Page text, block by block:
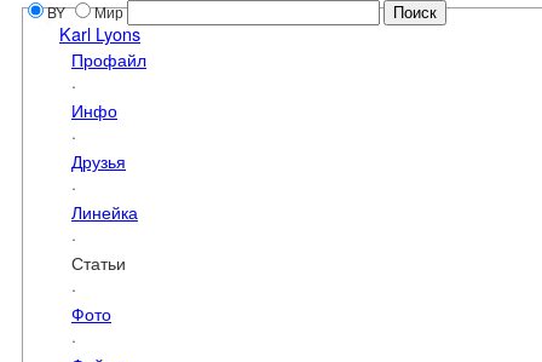
BY Мир
Karl Lyons
Профайл
·
Инфо
·
Друзья
·
Линейка
·
Статьи
·
Фото
·